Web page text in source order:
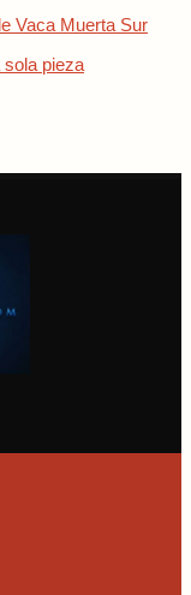
Vaca Muerta Sur
sola pieza